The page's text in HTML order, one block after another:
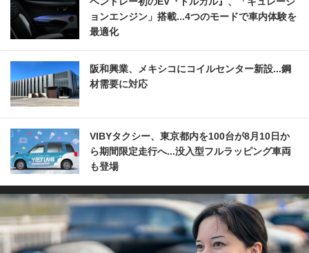
ョンエンジン」搭載...4つのモードで車内体験を
最適化
阪和興業、メキシコにコイルセンター新設...鋼
材需要に対応
VIBYタクシー、東京都内を100台が8月10日か
ら期間限定走行へ...没入型フルラッピング車両
も登場